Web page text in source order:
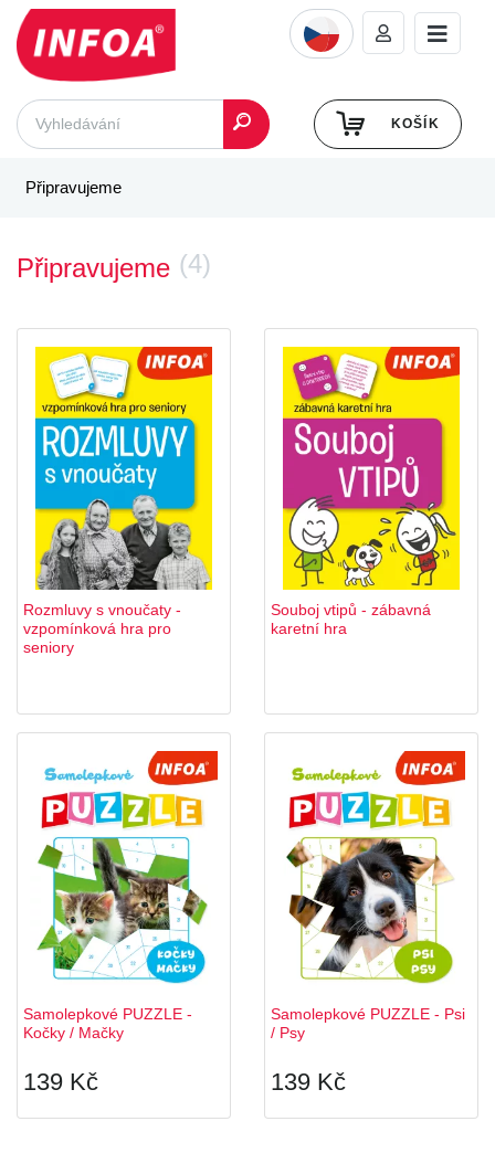
KOŠÍK
Připravujeme
Připravujeme (4)
Rozmluvy s vnoučaty -
vzpomínková hra pro
seniory
Souboj vtipů - zábavná
karetní hra
Samolepkové PUZZLE -
Kočky / Mačky
139 Kč
Samolepkové PUZZLE - Psi
/ Psy
139 Kč